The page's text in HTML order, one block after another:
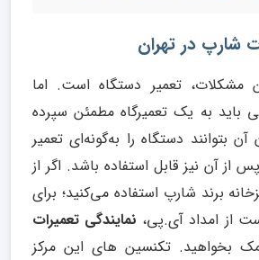
شارپ در تهران
مشکلات، تعمیر دستگاه است. اما
باید به یک تعمیرگاه مطمئن سپرده
بتوانند دستگاه را به‌گونه‌ای تعمیر
از آن نیز قابل‌ استفاده باشد. اگر از
برند شارپ استفاده می‌کنید؛ برای
از امداد آی.پی، نمایندگی تعمیرات
بخواهید. تکنسین های این مرکز